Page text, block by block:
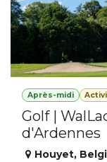
Après-midi
Golf |
d'Ardennes
Houyet,